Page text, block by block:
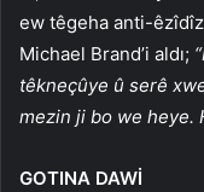
ew têgeha anti-
Michael Brand’i aldı;
têkneçûye û serê
mezin ji bo we heye.
GOTINA DAWİ